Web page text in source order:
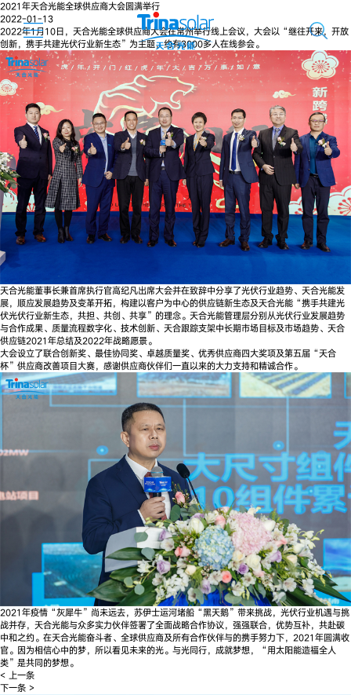
2021年天合光能全球供应商大会圆满举行
2022-01-13
2022年1月10日，天合光能全球供应商大会在常州举行线上会议，大会以“继往开来，开放
创新，携手共建光伏行业新生态”为主题，约有3000多人在线参会。
天合光能董事长兼首席执行官高纪凡出席大会并在致辞中分享了光伏行业趋势、天合光能发
展，顺应发展趋势及变革开拓，构建以客户为中心的供应链新生态及天合光能“携手共建光
伏光伏行业新生态，共担、共创、共享”的理念。天合光能管理层分别从光伏行业发展趋势
与合作成果、质量流程数字化、技术创新、天合跟踪支架中长期市场目标及市场趋势、天合
供应链2021年总结及2022年战略愿景。
大会设立了联合创新奖、最佳协同奖、卓越质量奖、优秀供应商四大奖项及第五届“天合
杯”供应商改善项目大赛，感谢供应商伙伴们一直以来的大力支持和精诚合作。
2021年疫情“灰犀牛”尚未远去，苏伊士运河堵船“黑天鹅”带来挑战，光伏行业机遇与挑
战并存，天合光能与众多实力伙伴签署了全面战略合作协议，强强联合，优势互补，共赴碳
中和之约。在天合光能奋斗者、全球供应商及所有合作伙伴与的携手努力下，2021年圆满收
官。因为相信心中的梦，所以看见未来的光。与光同行，成就梦想，“用太阳能造福全人
类”是共同的梦想。
< 上一条
下一条 >